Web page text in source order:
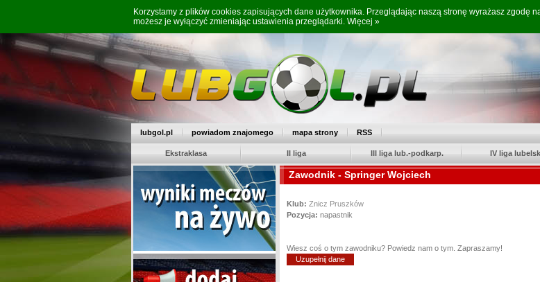
Korzystamy z plików cookies zapisujących dane użytkownika. Przeglądając naszą stronę wyrażasz zgodę
możesz je wyłączyć zmieniając ustawienia przeglądarki. Więcej »
lubgol.pl powiadom znajomego mapa strony RSS
Ekstraklasa II liga III liga lub.-podkarp. IV liga
Zawodnik - Springer Wojciech
Klub: Znicz Pruszków
Pozycja: napastnik
Wiesz coś o tym zawodniku? Powiedz nam o tym. Zapraszamy!
Uzupełnij dane